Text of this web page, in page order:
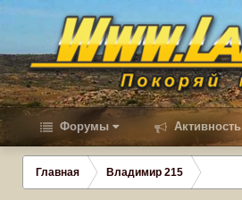
Форумы Активность
Главная Владимир 215